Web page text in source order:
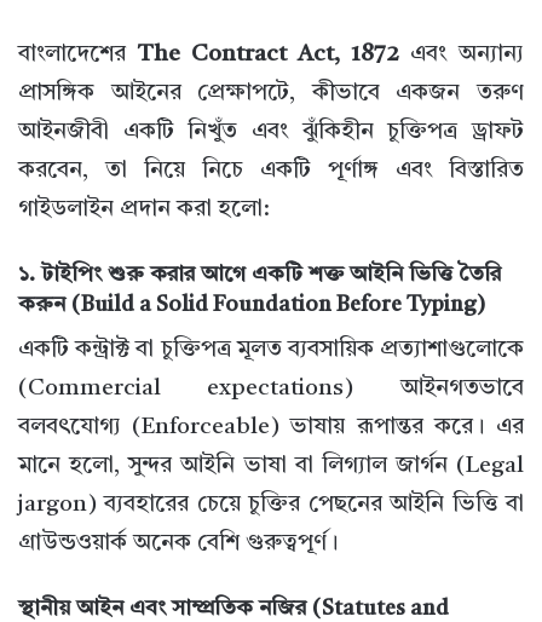
বাংলাদেশেরThe Contract Act, 1872 এবং অন্যান্য
প্রাসঙ্গিক আইনের প্রেক্ষাপটে, কীভাবে একজন তরুণ
আইনজীবী একটি নিখুঁত এবং ঝুঁকিহীন চুক্তিপত্র ড্রাফট
করবেন, তা নিয়ে নিচে একটি পূর্ণাঙ্গ এবং বিস্তারিত
গাইডলাইন প্রদান করা হলো:
১. টাইপিং শুরু করার আগে একটি শক্ত আইনি ভিত্তি তৈরি
করুন (Build a Solid Foundation Before Typing)
একটি কন্ট্রাক্ট বা চুক্তিপত্র মূলত ব্যবসায়িক প্রত্যাশাগুলোকে
(Commercial expectations) আইনগতভাবে
বলবৎযোগ্য (Enforceable) ভাষায় রূপান্তর করে। এর
মানে হলো, সুন্দর আইনি ভাষা বা লিগ্যাল জার্গন (Legal
jargon) ব্যবহারের চেয়ে চুক্তির পেছনের আইনি ভিত্তি বা
গ্রাউন্ডওয়ার্ক অনেক বেশি গুরুত্বপূর্ণ।
স্থানীয় আইন এবং সাম্প্রতিক নজির (Statutes and